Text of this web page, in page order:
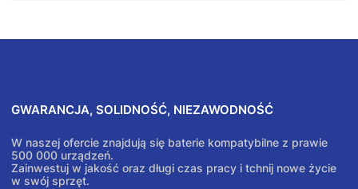
GWARANCJA, SOLIDNOŚĆ, NIEZAWODNOŚĆ
W naszej ofercie znajdują się baterie kompatybilne z prawie
500 000 urządzeń.
Zainwestuj w jakość oraz długi czas pracy i tchnij nowe życie
w swój sprzęt.